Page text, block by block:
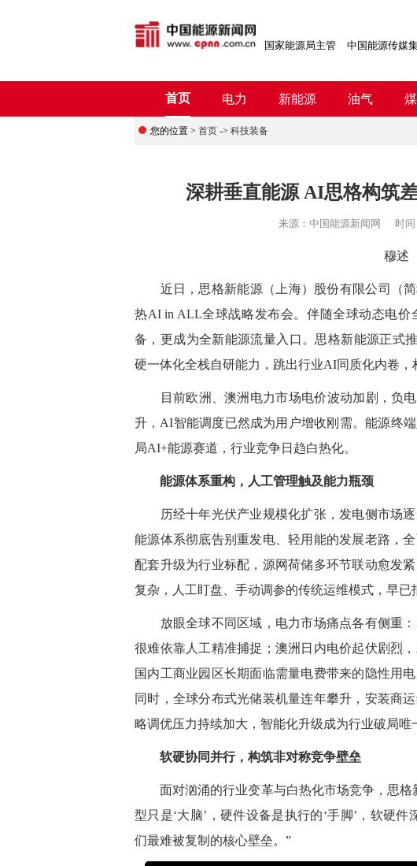
国家能源局主管 中国能源传媒
首页 电力 新能源 油气
您的位置 > 首页 -> 科技装备
深耕垂直能源 AI思格构筑
来源： 中国能源新闻网 时间
穆述
近日，思格新能源（上海）股份有限公司（
热AI in ALL全球战略发布会。伴随全球动态电价
备，更成为全新能源流量入口。 思格新能源正式
硬一体化全栈自研能力，跳出行业AI同质化内卷，
目前欧洲、澳洲电力市场电价波动加剧，负
升，AI智能调度已然成为用户增收刚需。能源终
局AI+能源赛道，行业竞争日趋白热化。
能源体系重构，人工管理触及能力瓶颈
历经十年光伏产业规模化扩张，发电侧市场逐
能源体系彻底告别重发电、轻用能的发展老路，
配套升级为行业标配，源网荷储多环节联动愈发
复杂，人工盯盘、手动调参的传统运维模式，早已
放眼全球不同区域，电力市场痛点各有侧重：
很难依靠人工精准捕捉；澳洲日内电价起伏剧烈
国内工商业园区长期面临需量电费带来的隐性用
同时，全球分布式光储装机量连年攀升，安装商
略调优压力持续加大，智能化升级成为行业破局唯
软硬协同并行，构筑非对称竞争壁垒
面对汹涌的行业变革与白热化市场竞争， 思格
型只是‘大脑’，硬件设备是执行的‘手脚’，软硬
们最难被复制的核心壁垒。”